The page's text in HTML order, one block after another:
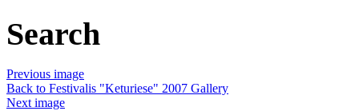
Search
Previous image
Back to Festivalis "Keturiese" 2007 Gallery
Next image